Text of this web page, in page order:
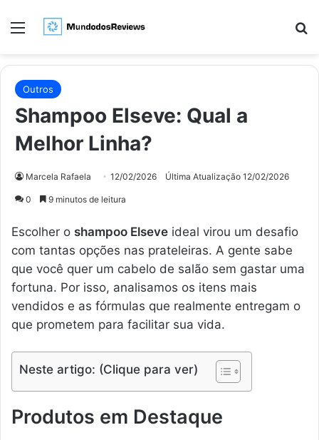
Menu
Outros
Shampoo Elseve: Qual a
Melhor Linha?
Marcela Rafaela 12/02/2026 Última Atualização 12/02/2026
0 9 minutos de leitura
Escolher o shampoo Elseve ideal virou um desafio
com tantas opções nas prateleiras. A gente sabe
que você quer um cabelo de salão sem gastar uma
fortuna. Por isso, analisamos os itens mais
vendidos e as fórmulas que realmente entregam o
que prometem para facilitar sua vida.
Neste artigo: (Clique para ver)
Produtos em Destaque